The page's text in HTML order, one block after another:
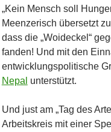
„Kein Mensch soll
Meenzerisch übersetzt
dass die „Woideckel“
fanden! Und mit den
entwicklungspolitische
Nepal unterstützt.
Und just am „Tag des
Arbeitskreis mit einer